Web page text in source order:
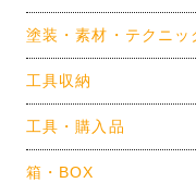
塗装・素材・テクニッ
工具収納
工具・購入品
箱・BOX